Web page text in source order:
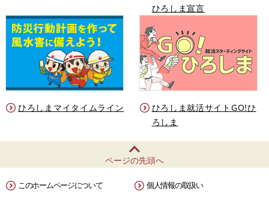
ひろしま宣言
ひろしまマイタイムライン
ひろしま就活サイトGO!ひ
ろしま
ページの先頭へ
このホームページについて 個人情報の取扱い